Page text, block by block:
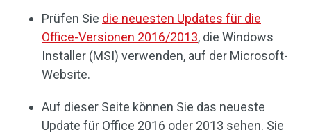
Prüfen Sie die neuesten Updates für die
Office-Versionen 2016/2013, die Windows
Installer (MSI) verwenden, auf der Microsoft-
Website.
Auf dieser Seite können Sie das neueste
Update für Office 2016 oder 2013 sehen. Sie